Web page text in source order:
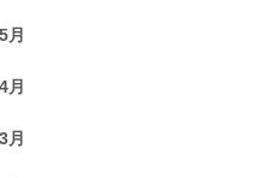
月
月
月